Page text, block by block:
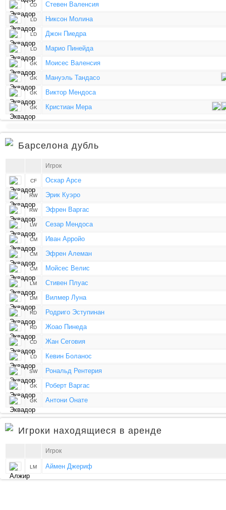
CD Стевен Валенсия
LD Никсон Молина
LD Джон Пиедра
LD Марио Пинейда
GK Моисес Валенсия
GK Мануэль Тандасо
GK Виктор Мендоса
GK Кристиан Мера
Барселона дубль
Игрок
CF Оскар Арсе
RW Эрик Куэро
RW Эфрен Варгас
LW Сезар Мендоса
CM Иван Арройо
CM Эфрен Алеман
CM Мойсес Велис
LM Стивен Плуас
DM Вилмер Луна
RD Родриго Эступинан
RD Жоао Пинеда
CD Жан Сеговия
LD Кевин Боланос
SW Рональд Рентерия
GK Роберт Варгас
GK Антони Онате
Игроки находящиеся в аренде
Игрок
LM Аймен Джериф